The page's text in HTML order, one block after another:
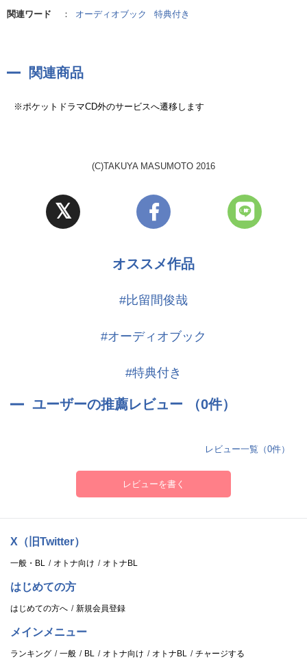
関連ワード
： オーディオブック 特典付き
関連商品
※ポケットドラマCD外のサービスへ遷移します
(C)TAKUYA MASUMOTO 2016
オススメ作品
#比留間俊哉
#オーディオブック
#特典付き
ユーザーの推薦レビュー （0件）
レビュー一覧（0件）
レビューを書く
X（旧Twitter）
一般・BL オトナ向け オトナBL
はじめての方
はじめての方へ 新規会員登録
メインメニュー
ランキング 一般 BL オトナ向け オトナBL チャージする